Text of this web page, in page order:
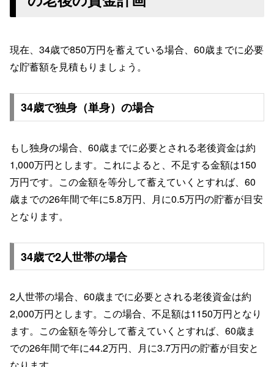
現在、34歳で850万円を蓄えている場合、60歳までに必要
な貯蓄額を見積もりましょう。
34歳で独身（単身）の場合
もし独身の場合、60歳までに必要とされる老後資金は約
1,000万円とします。これによると、不足する金額は150
万円です。この金額を等分して蓄えていくとすれば、60
歳までの26年間で年に5.8万円、月に0.5万円の貯蓄が目安
となります。
34歳で2人世帯の場合
2人世帯の場合、60歳までに必要とされる老後資金は約
2,000万円とします。この場合、不足額は1150万円となり
ます。この金額を等分して蓄えていくとすれば、60歳ま
での26年間で年に44.2万円、月に3.7万円の貯蓄が目安と